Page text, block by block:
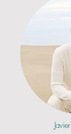
Javier